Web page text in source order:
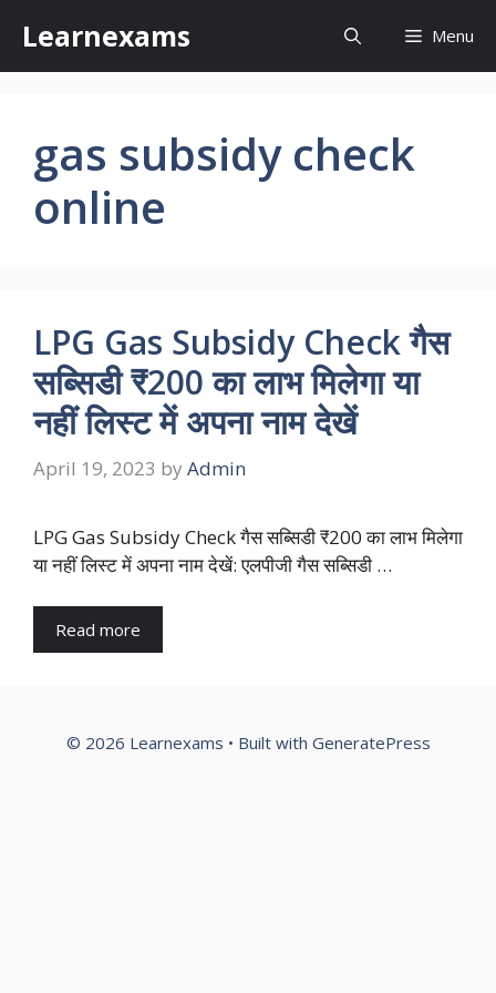
content
Learnexams Menu
gas subsidy check
online
LPG Gas Subsidy Check गैस
सब्सिडी ₹200 का लाभ मिलेगा या
नहीं लिस्ट में अपना नाम देखें
April 19, 2023 by Admin
LPG Gas Subsidy Check गैस सब्सिडी ₹200 का लाभ मिलेगा
या नहीं लिस्ट में अपना नाम देखें: एलपीजी गैस सब्सिडी …
Read more
© 2026 Learnexams • Built with GeneratePress